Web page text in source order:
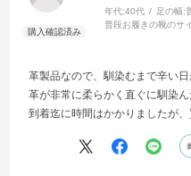
年代:40代 足の幅:
普段お履きの靴のサ
革製品なので、馴染むまで辛い
革が非常に柔らかく直ぐに馴染ん
到着迄に時間はかかりましたが